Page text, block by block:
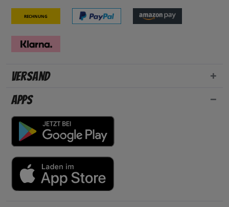
Rechnung
Versand
Apps